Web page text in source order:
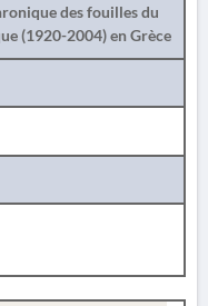
des fouilles du
(1920-2004) en Grèce